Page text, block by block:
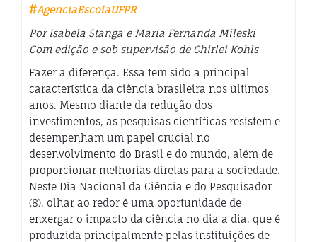
#AgenciaEscolaUFPR
Por Isabela Stanga e Maria Fernanda Mileski
Com edição e sob supervisão de Chirlei Kohls
Fazer a diferença. Essa tem sido a principal
característica da ciência brasileira nos últimos
anos. Mesmo diante da redução dos
investimentos, as pesquisas científicas resistem e
desempenham um papel crucial no
desenvolvimento do Brasil e do mundo, além de
proporcionar melhorias diretas para a sociedade.
Neste Dia Nacional da Ciência e do Pesquisador
(8), olhar ao redor é uma oportunidade de
enxergar o impacto da ciência no dia a dia, que é
produzida principalmente pelas instituições de